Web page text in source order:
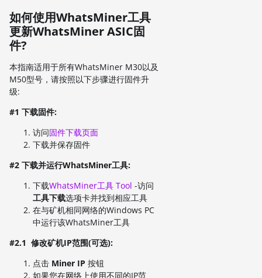
如何使用WhatsMiner工具
更新WhatsMiner ASIC固
件?
本指南适用于所有WhatsMiner M30以及
M50型号，请按照以下步骤进行固件升
级:
#1 下载固件:
访问固件下载页面
下载并保存固件
#2 下载并运行WhatsMiner工具:
下载WhatsMiner工具 Tool -访问
工具下载选项卡并找到相应工具
在与矿机相同网络的Windows PC
中运行该WhatsMiner工具
#2.1 修改矿机IP范围(可选):
点击 Miner IP 按钮
如果您在网络上使用不同的IP范